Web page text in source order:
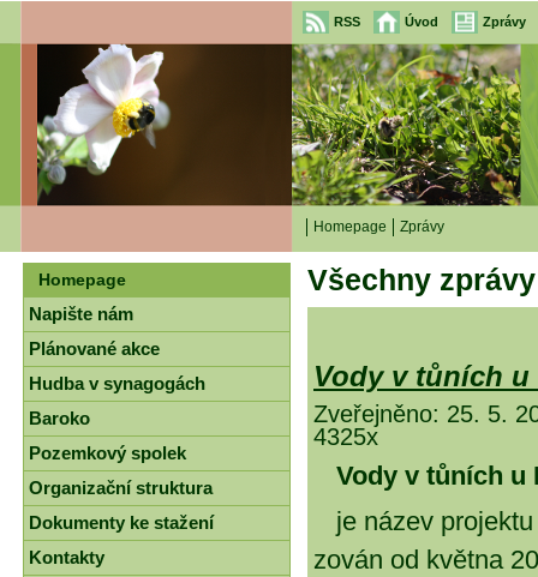
RSS Úvod Zprávy
Homepage Zprávy
Všechny zprávy
Vody v tůních u
Zveřejněno: 25. 5.
4325x
Vo­dy v tů­ních u
je ná­zev
zo­ván od květ­na
Homepage
Napište nám
Plánované akce
Hudba v synagogách
Baroko
Pozemkový spolek
Organizační struktura
Dokumenty ke stažení
Kontakty